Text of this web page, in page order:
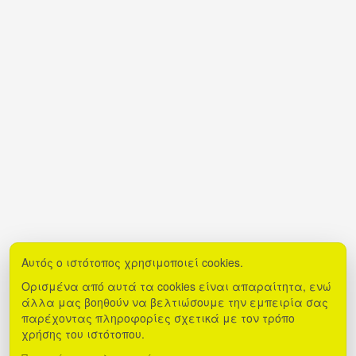
Αυτός ο ιστότοπος χρησιμοποιεί cookies.
Ορισμένα από αυτά τα cookies είναι απαραίτητα, ενώ
άλλα μας βοηθούν να βελτιώσουμε την εμπειρία σας
παρέχοντας πληροφορίες σχετικά με τον τρόπο
χρήσης του ιστότοπου.